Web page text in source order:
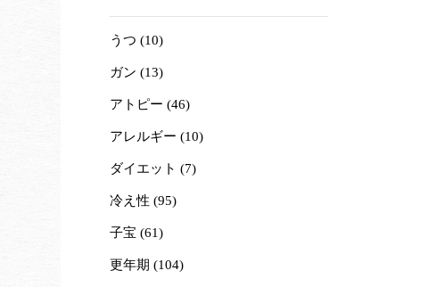
うつ (10)
ガン (13)
アトピー (46)
アレルギー (10)
ダイエット (7)
冷え性 (95)
子宝 (61)
更年期 (104)